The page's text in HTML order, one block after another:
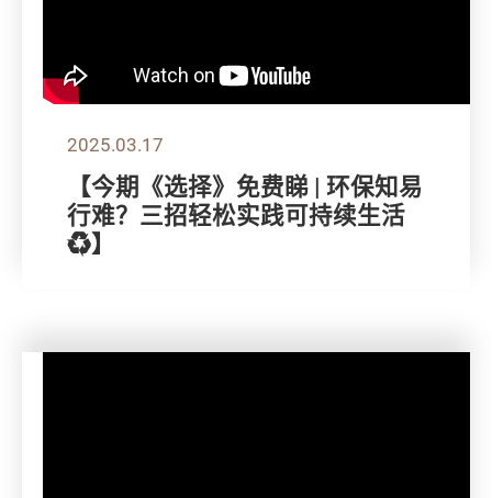
2025.03.17
【今期《选择》免费睇 | 环保知易
行难？三招轻松实践可持续生活
♻️】